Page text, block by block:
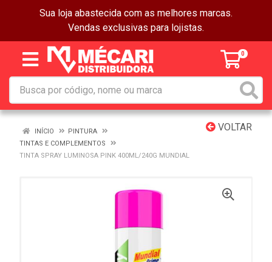
Sua loja abastecida com as melhores marcas.
Vendas exclusivas para lojistas.
0
VOLTAR
INÍCIO
PINTURA
TINTAS E COMPLEMENTOS
TINTA SPRAY LUMINOSA PINK 400ML/240G MUNDIAL